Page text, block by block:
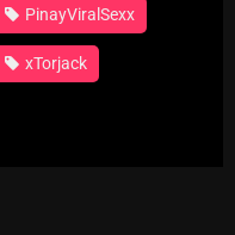
PinayViralSexx
xTorjack